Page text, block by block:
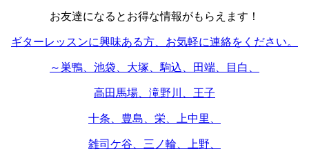
お友達になるとお得な情報がもらえます！
ギターレッスンに興味ある方、お気軽に連絡をください。
～巣鴨、池袋、大塚、駒込、田端、目白、
高田馬場、滝野川、王子
十条、豊島、栄、上中里、
雑司ケ谷、三ノ輪、上野、